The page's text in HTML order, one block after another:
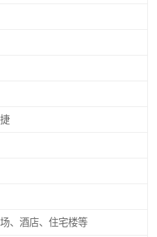
、酒店、住宅楼等